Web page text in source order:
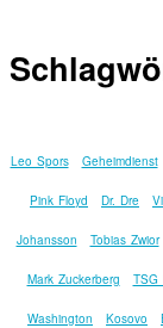
Leo Spors Geheimdienst
Pink Floyd Dr. Dre
Johansson Tobias Zwior
Mark Zuckerberg TSG
Washington Kosovo